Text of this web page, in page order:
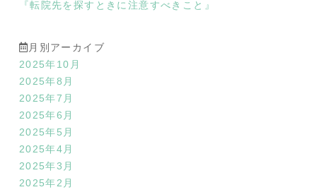
『転院先を探すときに注意すべきこと』
月別アーカイブ
2025年10月
2025年8月
2025年7月
2025年6月
2025年5月
2025年4月
2025年3月
2025年2月